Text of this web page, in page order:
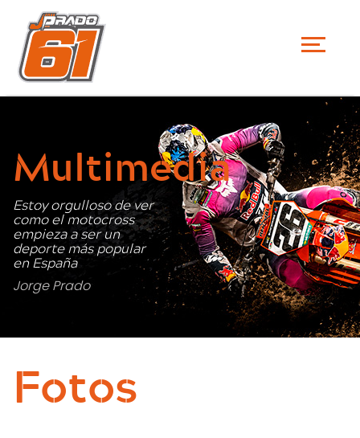
Multimedia
Estoy orgulloso de ver
como el motocross
empieza a ser un
deporte más popular
en España
Jorge Prado
Fotos